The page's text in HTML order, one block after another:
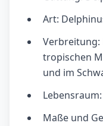
Art:
Verbreitung:
tropischen
und im
Maße und